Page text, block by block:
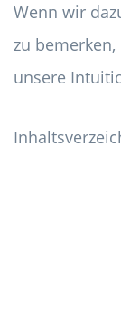
Wenn wir
zu
unsere